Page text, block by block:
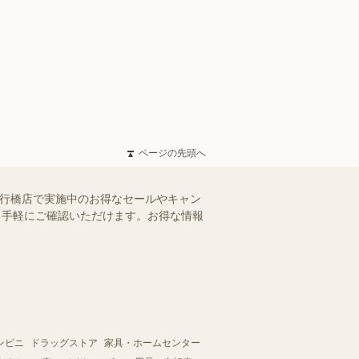
ページの先頭へ
橋店で実施中のお得なセールやキャン
軽にご確認いただけます。お得な情報
ビニ ドラッグストア
家具・ホームセンター